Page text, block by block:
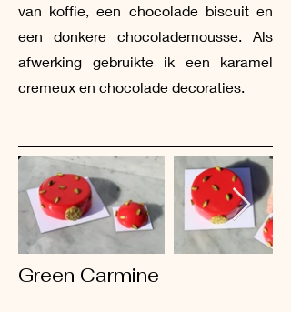
van koffie, een chocolade biscuit en
een donkere chocolademousse. Als
afwerking gebruikte ik een karamel
cremeux en chocolade decoraties.
Green Carmine